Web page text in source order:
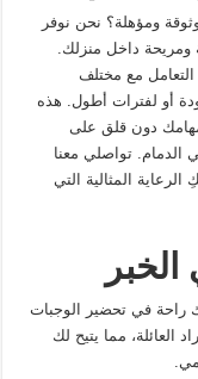
ومؤهلة؟ نحن نوفر
ومريحة داخل منزلك.
التعامل مع مختلف
أو لفترات أطول. هذه
مهامك دون قلق على
الدمام. تواصلي معنا
المثالية التي
راحة في تحضير الوجبات
العائلة، مما يتيح لك